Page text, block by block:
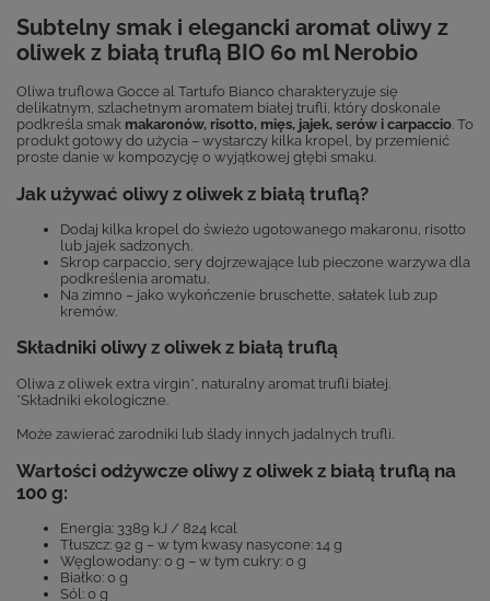
Subtelny smak i elegancki aromat oliwy z
oliwek z białą truflą BIO 60 ml Nerobio
Oliwa truflowa Gocce al Tartufo Bianco charakteryzuje się
delikatnym, szlachetnym aromatem białej trufli, który doskonale
podkreśla smak makaronów, risotto, mięs, jajek, serów i carpaccio. To
produkt gotowy do użycia – wystarczy kilka kropel, by przemienić
proste danie w kompozycję o wyjątkowej głębi smaku.
Jak używać oliwy z oliwek z białą truflą?
Dodaj kilka kropel do świeżo ugotowanego makaronu, risotto
lub jajek sadzonych.
Skrop carpaccio, sery dojrzewające lub pieczone warzywa dla
podkreślenia aromatu.
Na zimno – jako wykończenie bruschette, sałatek lub zup
kremów.
Składniki oliwy z oliwek z białą truflą
Oliwa z oliwek extra virgin*, naturalny aromat trufli białej.
*Składniki ekologiczne.
Może zawierać zarodniki lub ślady innych jadalnych trufli.
Wartości odżywcze oliwy z oliwek z białą truflą na
100 g:
Energia: 3389 kJ / 824 kcal
Tłuszcz: 92 g – w tym kwasy nasycone: 14 g
Węglowodany: 0 g – w tym cukry: 0 g
Białko: 0 g
Sól: 0 g